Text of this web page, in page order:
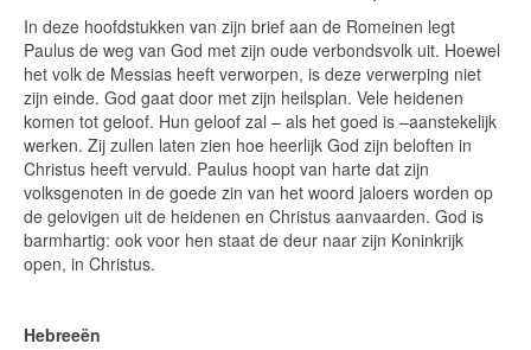
In deze hoofdstukken van zijn brief aan de Romeinen legt
Paulus de weg van God met zijn oude verbondsvolk uit. Hoewel
het volk de Messias heeft verworpen, is deze verwerping niet
zijn einde. God gaat door met zijn heilsplan. Vele heidenen
komen tot geloof. Hun geloof zal – als het goed is –aanstekelijk
werken. Zij zullen laten zien hoe heerlijk God zijn beloften in
Christus heeft vervuld. Paulus hoopt van harte dat zijn
volksgenoten in de goede zin van het woord jaloers worden op
de gelovigen uit de heidenen en Christus aanvaarden. God is
barmhartig: ook voor hen staat de deur naar zijn Koninkrijk
open, in Christus.
Hebreeën